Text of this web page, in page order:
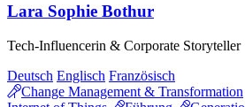
Lara Sophie Bothur
Tech-Influencerin & Corporate Storyteller
Deutsch Englisch Französisch
Change Management & Transformation